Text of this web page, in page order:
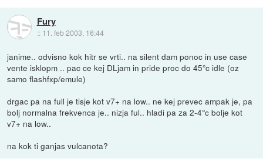
Fury
:: 11. feb 2003, 16:44
janime.. odvisno kok hitr se vrti.. na silent dam ponoc in use case
vente isklopm .. pac ce kej DLjam in pride proc do 45°c idle (oz
samo flashfxp/emule)
drgac pa na full je tisje kot v7+ na low.. ne kej prevec ampak je, pa
bolj normalna frekvenca je.. nizja ful.. hladi pa za 2-4°c bolje kot
v7+ na low..
na kok ti ganjas vulcanota?